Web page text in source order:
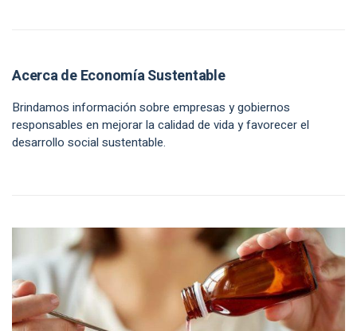
Acerca de Economía Sustentable
Brindamos información sobre empresas y gobiernos
responsables en mejorar la calidad de vida y favorecer el
desarrollo social sustentable.